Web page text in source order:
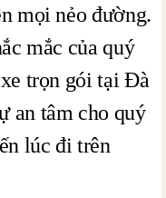
mọi nẻo đường.
mắc của quý
trọn gói tại Đà
an tâm cho quý
lúc đi trên